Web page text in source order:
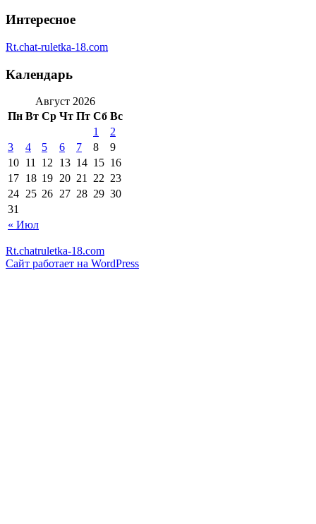
Интересное
Rt.chat-ruletka-18.com
Календарь
Август 2026
Пн Вт Ср Чт Пт Сб Вс
« Июл
1
2
3
4 5 6 7 8
9
10 11 12 13 14 15 16
17 18 19 20 21 22 23
24 25 26 27 28 29 30
31
Rt.chatruletka-18.com
Сайт работает на WordPress